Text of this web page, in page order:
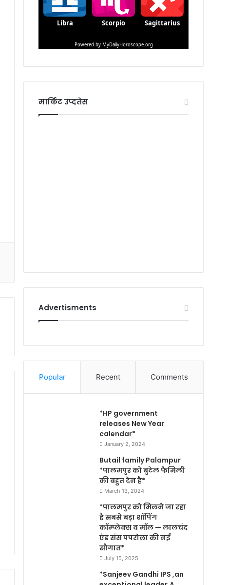
मार्किट उप्दतेस
Advertisments
Popular Recent Comments
*HP government
releases New Year
calendar*
January 2, 2024
Butail family Palampur
*पालमपुर को बुटेल फैमिली
की बहुत देन है*
March 13, 2024
*पालमपुर को मिलने जा रहा
है सबसे बड़ा शॉपिंग
कॉम्प्लेक्स व मॉल — लालचंद
एंड संस पपरोला की नई
सौगात*
July 15, 2025
*Sanjeev Gandhi IPS ,an